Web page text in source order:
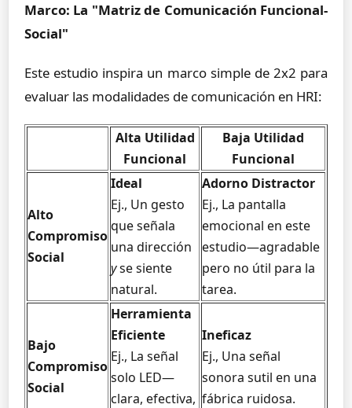
Marco: La "Matriz de Comunicación Funcional-
Social"
Este estudio inspira un marco simple de 2x2 para
evaluar las modalidades de comunicación en HRI:
Alta Utilidad
Funcional
Baja Utilidad
Funcional
Alto
Compromiso
Social
Ideal
Ej., Un gesto
que señala
una dirección
yse siente
natural.
Adorno Distractor
Ej., La pantalla
emocional en este
estudio—agradable
pero no útil para la
tarea.
Bajo
Compromiso
Social
Herramienta
Eficiente
Ej., La señal
solo LED—
clara, efectiva,
Ineficaz
Ej., Una señal
sonora sutil en una
fábrica ruidosa.